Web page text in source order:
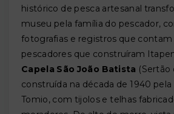
histórico de pesca artesanal
museu pela família do pescador,
fotografias e registros que contam
pescadores que construíram
Capela São João Batista
construída na década de 1940
Tomio, com tijolos e telhas